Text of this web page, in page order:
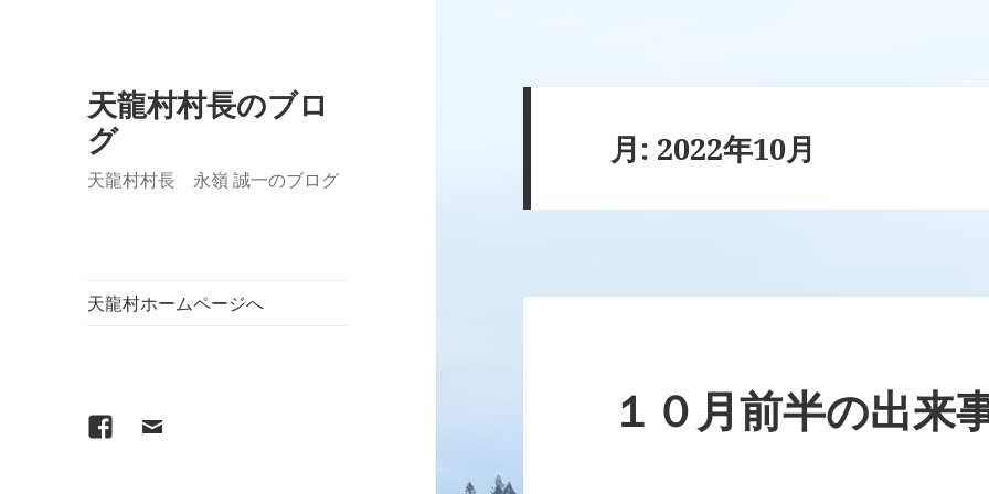
天龍村村長のブロ
グ
天龍村村長 永嶺 誠一のブログ
天龍村ホームページへ
Facebook
メ
月: 2022年10月
１０月前半の出来